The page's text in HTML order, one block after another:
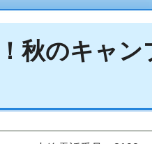
秋のキャ